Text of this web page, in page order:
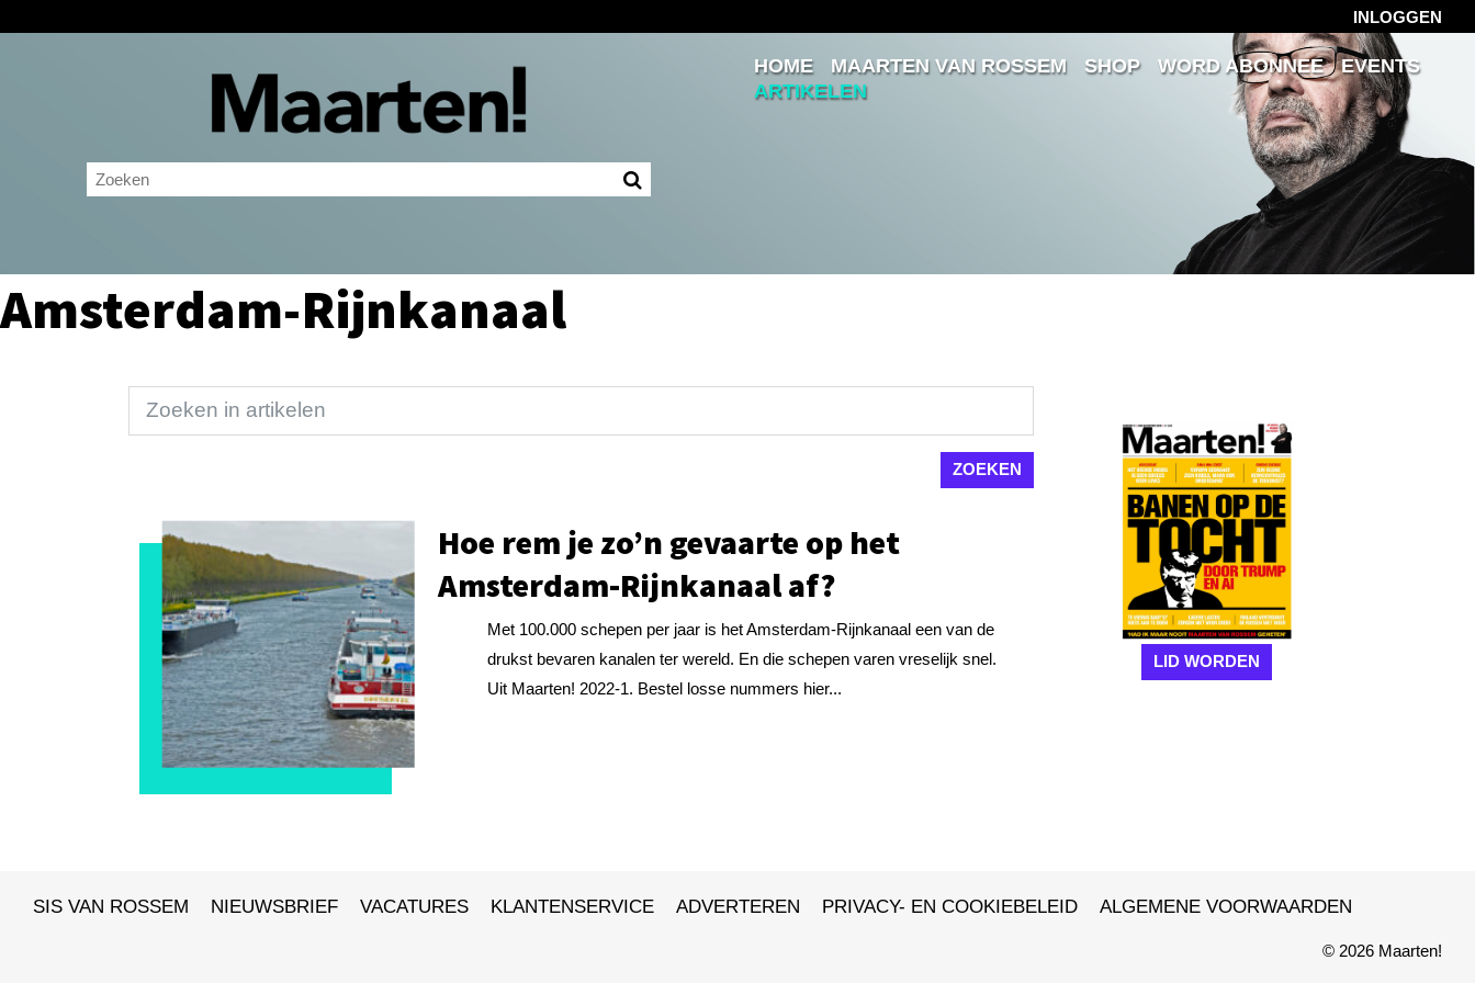
INLOGGEN
Inloggen
Ingelogd blijven
HOME MAARTEN VAN ROSSEM SHOP WORD ABONNEE
EVENTS
ARTIKELEN
Amsterdam-Rijnkanaal
Hoe rem je zo’n gevaarte op het
Amsterdam-Rijnkanaal af?
Met 100.000 schepen per jaar is het Amsterdam-Rijnkanaal een van de
drukst bevaren kanalen ter wereld. En die schepen varen vreselijk snel.
Uit Maarten! 2022-1. Bestel losse nummers hier...
LID WORDEN
SIS VAN ROSSEM NIEUWSBRIEF VACATURES KLANTENSERVICE ADVERTEREN PRIVACY- EN COOKIEBELEID ALGEMENE VOORWAARDEN
© 2026 Maarten!